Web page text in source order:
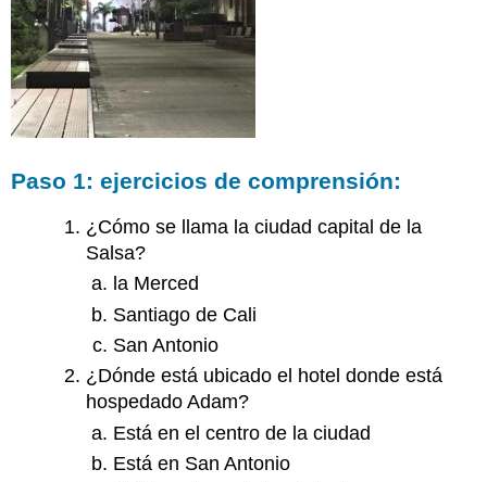
Paso 1: ejercicios de comprensión:
¿Cómo se llama la ciudad capital de la
Salsa?
la Merced
Santiago de Cali
San Antonio
¿Dónde está ubicado el hotel donde está
hospedado Adam?
Está en el centro de la ciudad
Está en San Antonio